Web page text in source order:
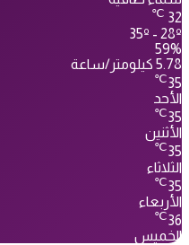
32
℃
35º - 28º
59%
5.78 كيلومتر/ساعة
35
℃
الأحد
35
℃
الأثنين
35
℃
الثلاثاء
35
℃
الأربعاء
36
℃
الخميس